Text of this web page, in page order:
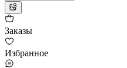
Заказы
Избранное